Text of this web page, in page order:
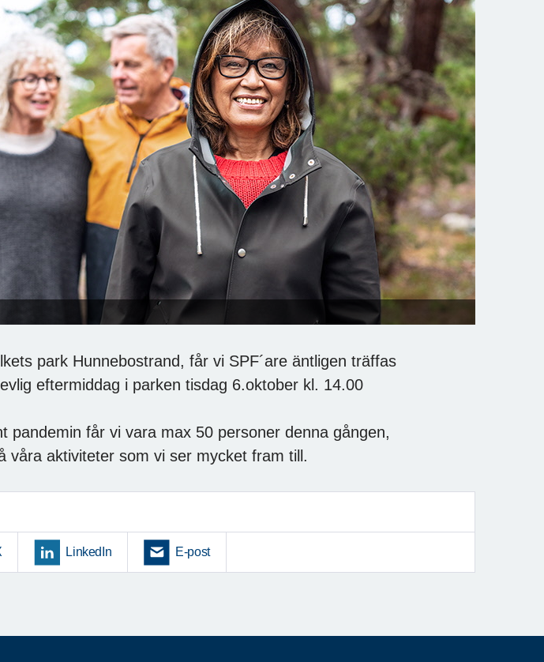
park Hunnebostrand, får vi SPF´are äntligen träffas
eftermiddag i parken tisdag 6.oktober kl. 14.00
pandemin får vi vara max 50 personer denna gången,
våra aktiviteter som vi ser mycket fram till.
LinkedIn E-post